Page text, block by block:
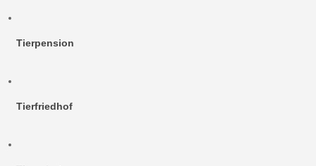
Tierpension
Tierfriedhof